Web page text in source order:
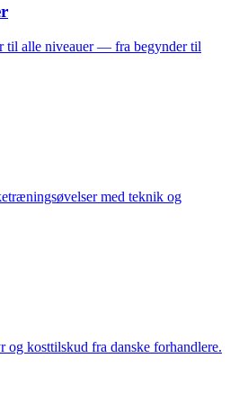
til alle niveauer — fra begynder til
med teknik og
og kosttilskud fra danske forhandlere.